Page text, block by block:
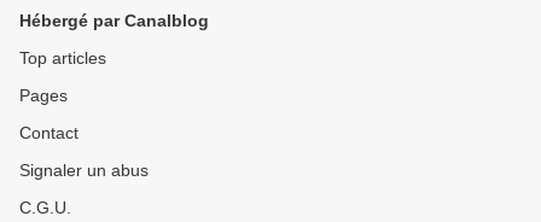
Hébergé par Canalblog
Top articles
Pages
Contact
Signaler un abus
C.G.U.